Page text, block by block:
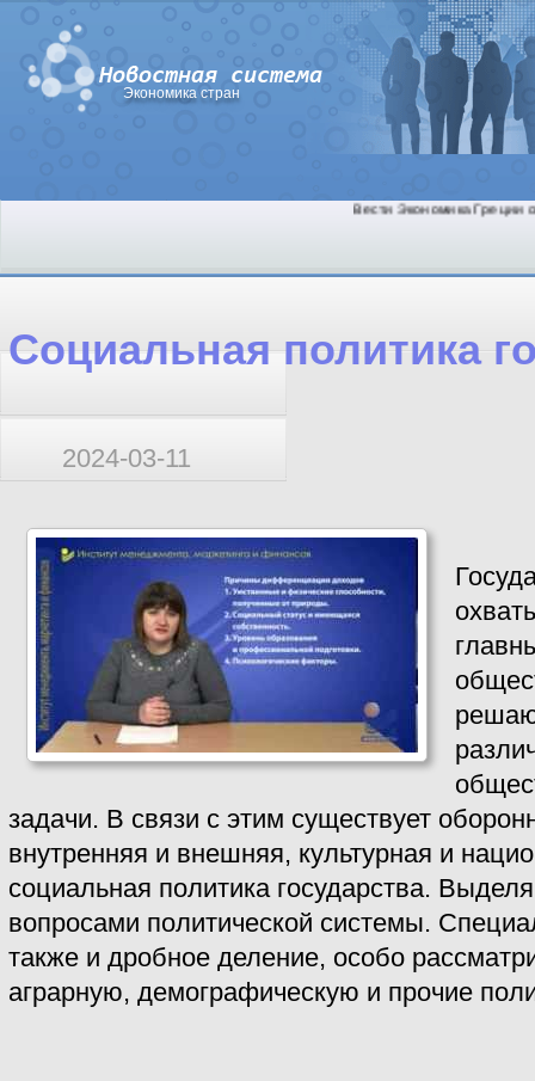
Экономика стран
Вести Экономика Греции
Социальная политика
2024-03-11
задачи. В связи с этим существует
внутренняя и внешняя, культурная и
социальная политика государства.
вопросами политической системы.
также и дробное деление, особо
аграрную, демографическую и прочие